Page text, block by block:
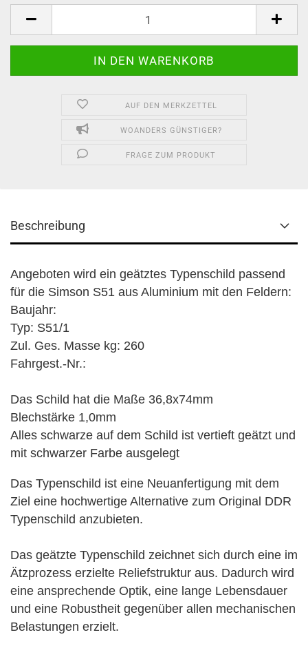
AUF DEN MERKZETTEL
WOANDERS GÜNSTIGER?
FRAGE ZUM PRODUKT
Beschreibung
Angeboten wird ein geätztes Typenschild passend
für die Simson S51 aus Aluminium mit den Feldern:
Baujahr:
Typ: S51/1
Zul. Ges. Masse kg: 260
Fahrgest.-Nr.:
Das Schild hat die Maße 36,8x74mm
Blechstärke 1,0mm
Alles schwarze auf dem Schild ist vertieft geätzt und
mit schwarzer Farbe ausgelegt
Das Typenschild ist eine Neuanfertigung mit dem
Ziel eine hochwertige Alternative zum Original DDR
Typenschild anzubieten.
Das geätzte Typenschild zeichnet sich durch eine im
Ätzprozess erzielte Reliefstruktur aus. Dadurch wird
eine ansprechende Optik, eine lange Lebensdauer
und eine Robustheit gegenüber allen mechanischen
Belastungen erzielt.